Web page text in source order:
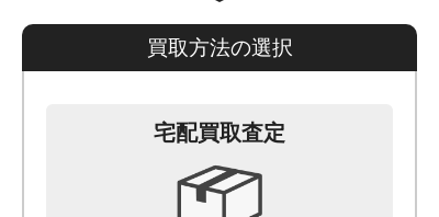
買取方法の選択
宅配買取査定